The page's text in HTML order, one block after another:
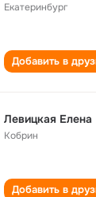
Екатеринбург
Добавить в
Левицкая Елена
Кобрин
Добавить в